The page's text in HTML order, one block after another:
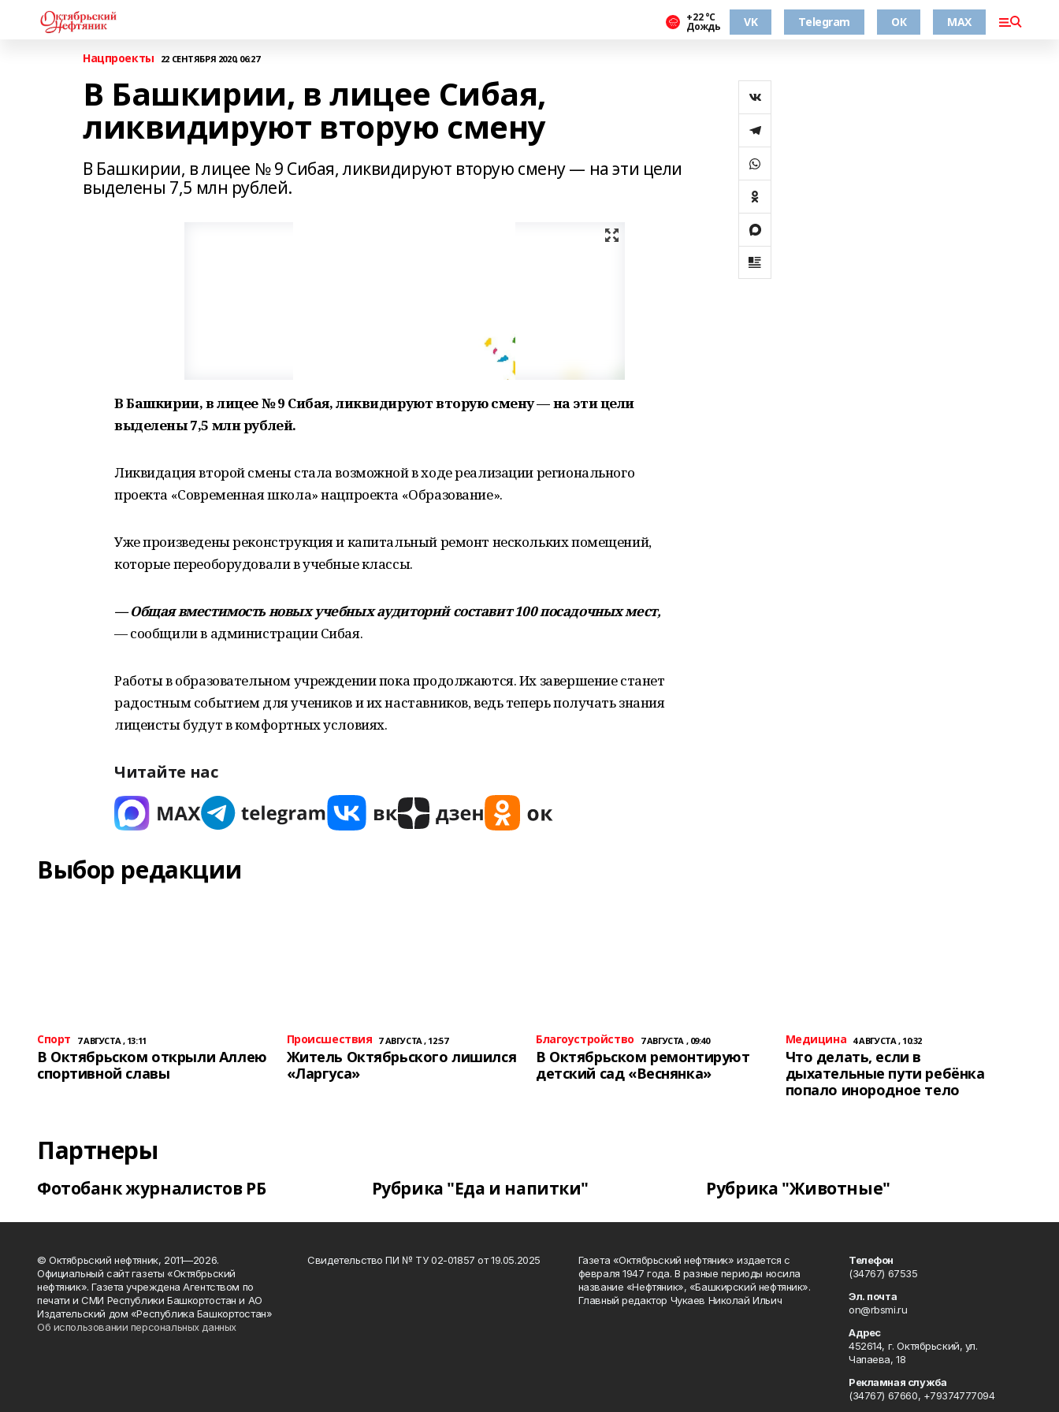
+22 °С
Дождь VK Telegram ОК MAX
Нацпроекты 22 СЕНТЯБРЯ 2020, 06:27
В Башкирии, в лицее Сибая,
ликвидируют вторую смену
В Башкирии, в лицее № 9 Сибая, ликвидируют вторую смену — на эти цели
выделены 7,5 млн рублей.
В Башкирии, в лицее № 9 Сибая, ликвидируют вторую смену — на эти цели
выделены 7,5 млн рублей.
Ликвидация второй смены стала возможной в ходе реализации регионального
проекта «Современная школа» нацпроекта «Образование».
Уже произведены реконструкция и капитальный ремонт нескольких помещений,
которые переоборудовали в учебные классы.
— Общая вместимость новых учебных аудиторий составит 100 посадочных мест,
— сообщили в администрации Сибая.
Работы в образовательном учреждении пока продолжаются. Их завершение станет
радостным событием для учеников и их наставников, ведь теперь получать знания
лицеисты будут в комфортных условиях.
Читайте нас
Выбор редакции
Спорт 7 АВГУСТА , 13:11
В Октябрьском открыли Аллею
спортивной славы
Происшествия 7 АВГУСТА , 12:57
Житель Октябрьского лишился
«Ларгуса»
Благоустройство 7 АВГУСТА , 09:40
В Октябрьском ремонтируют
детский сад «Веснянка»
Медицина 4 АВГУСТА , 10:32
Что делать, если в
дыхательные пути ребёнка
попало инородное тело
Партнеры
Фотобанк журналистов РБ Рубрика "Еда и напитки" Рубрика "Животные"
© Октябрьский нефтяник, 2011—2026.
Официальный сайт газеты «Октябрьский
нефтяник». Газета учреждена Агентством по
печати и СМИ Республики Башкортостан и АО
Издательский дом «Республика Башкортостан»
Об использовании персональных данных
Свидетельство ПИ № ТУ 02-01857 от 19.05.2025
Газета «Октябрьский нефтяник» издается с
февраля 1947 года. В разные периоды носила
название «Нефтяник», «Башкирский нефтяник».
Главный редактор Чукаев Николай Ильич
Телефон
(34767) 67535
Эл. почта
on@rbsmi.ru
Адрес
452614, г. Октябрьский, ул.
Чапаева, 18
Рекламная служба
(34767) 67660, +79374777094